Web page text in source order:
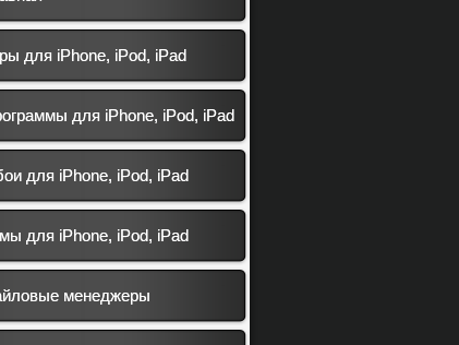
для iPhone, iPod, iPad
для iPhone, iPod, iPad
для iPhone, iPod, iPad
для iPhone, iPod, iPad
менеджеры